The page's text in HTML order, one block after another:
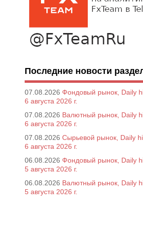
Последние новости
07.08.2026 Фондовый рынок, Daily
6 августа 2026 г.
07.08.2026 Валютный рынок, Daily
6 августа 2026 г.
07.08.2026 Сырьевой рынок, Daily
6 августа 2026 г.
06.08.2026 Фондовый рынок, Daily
5 августа 2026 г.
06.08.2026 Валютный рынок, Daily
5 августа 2026 г.